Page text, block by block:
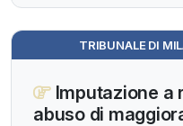
TRIBUNALE DI
Imputazione a
abuso di